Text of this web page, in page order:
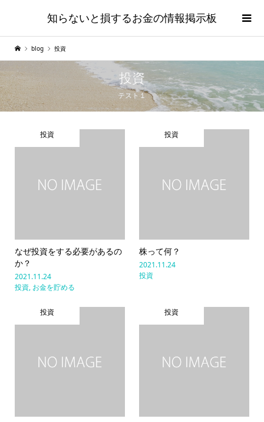
知らないと損するお金の情報掲示板
blog 投資
投資
テスト１
投資
なぜ投資をする必要があるの
か？
2021.11.24
投資, お金を貯める
投資
株って何？
2021.11.24
投資
投資 投資